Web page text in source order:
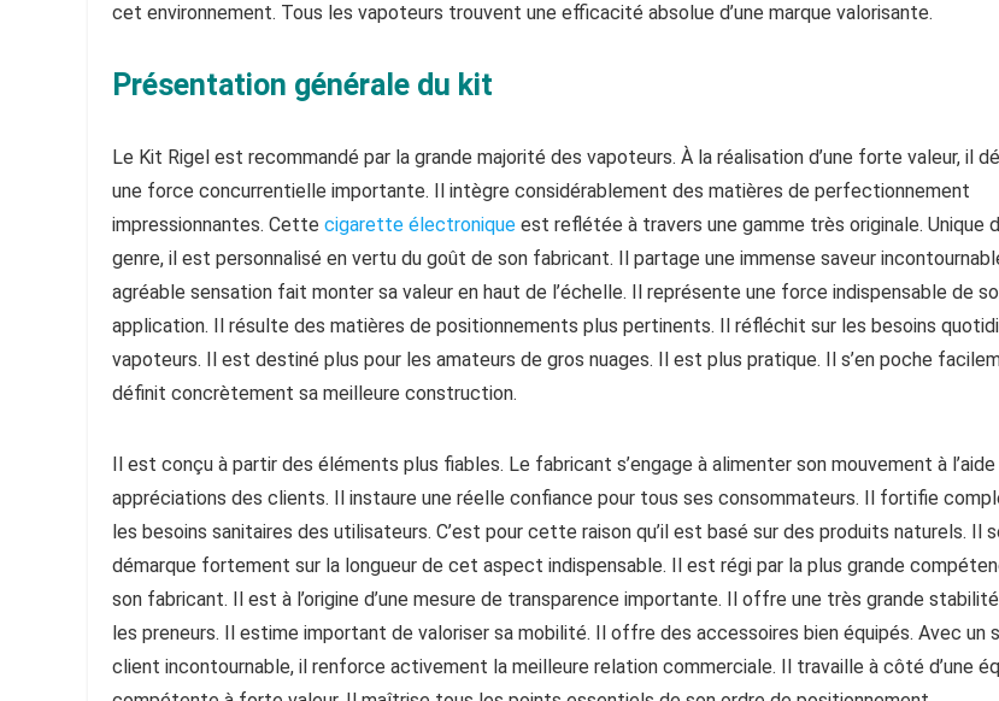
cet environnement. Tous les vapoteurs trouvent une efficacité absolue d’une marque valorisante.
Présentation générale du kit
Le Kit Rigel est recommandé par la grande majorité des vapoteurs. À la réalisation d’une forte valeur, il
une force concurrentielle importante. Il intègre considérablement des matières de perfectionnement
impressionnantes. Cette cigarette électronique est reflétée à travers une gamme très originale. Unique
genre, il est personnalisé en vertu du goût de son fabricant. Il partage une immense saveur
agréable sensation fait monter sa valeur en haut de l’échelle. Il représente une force indispensable de
application. Il résulte des matières de positionnements plus pertinents. Il réfléchit sur les besoins
vapoteurs. Il est destiné plus pour les amateurs de gros nuages. Il est plus pratique. Il s’en poche
définit concrètement sa meilleure construction.
Il est conçu à partir des éléments plus fiables. Le fabricant s’engage à alimenter son mouvement à l’aide
appréciations des clients. Il instaure une réelle confiance pour tous ses consommateurs. Il fortifie
les besoins sanitaires des utilisateurs. C’est pour cette raison qu’il est basé sur des produits naturels. Il
démarque fortement sur la longueur de cet aspect indispensable. Il est régi par la plus grande
son fabricant. Il est à l’origine d’une mesure de transparence importante. Il offre une très grande
les preneurs. Il estime important de valoriser sa mobilité. Il offre des accessoires bien équipés. Avec un
client incontournable, il renforce activement la meilleure relation commerciale. Il travaille à côté d’une